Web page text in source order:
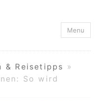
Reisetouri.de
Menu
& Reisetipps »
So wird